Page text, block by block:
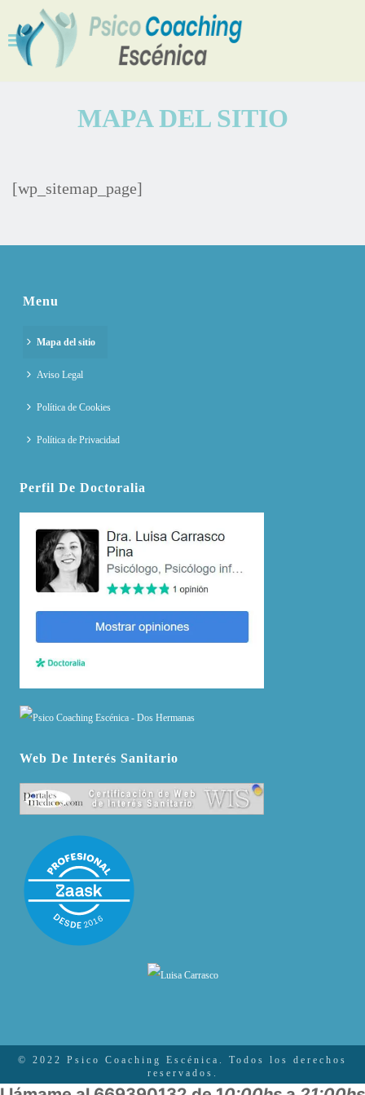
MAPA DEL SITIO
[wp_sitemap_page]
Menu
Mapa del sitio
Aviso Legal
Política de Cookies
Política de Privacidad
Perfil De Doctoralia
Web De Interés Sanitario
© 2022 Psico Coaching Escénica. Todos los derechos
reservados.